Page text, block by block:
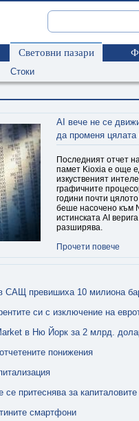
Световни пазари
Стоки
AI вече не се
да променя цялата
Последният отчет
памет Kioxia е още
изкуственият
графичните
години почти
беше насочено към
истинската AI
разширява.
Прочети повече
САЩ превишиха 10 милиона
си с изключение на
в Ню Йорк за 2 млрд.
понижения
притеснява за капиталовите
смартфони